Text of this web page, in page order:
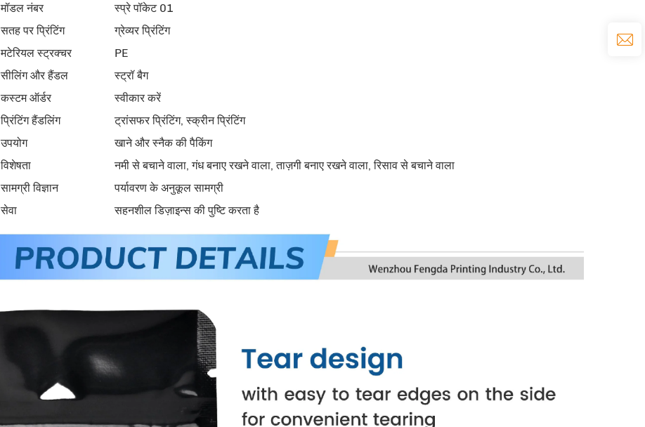
मॉडल नंबर
स्प्रे पॉकेट 01
सतह पर प्रिंटिंग
ग्रेव्यर प्रिंटिंग
मटेरियल स्ट्रक्चर
PE
सीलिंग और हैंडल
स्ट्रॉ बैग
कस्टम ऑर्डर
स्वीकार करें
प्रिंटिंग हैंडलिंग
ट्रांसफर प्रिंटिंग, स्क्रीन प्रिंटिंग
उपयोग
खाने और स्नैक की पैकिंग
विशेषता
नमी से बचाने वाला, गंध बनाए रखने वाला, ताज़गी बनाए रखने वाला, रिसाव से बचाने वाला
सामग्री विज्ञान
पर्यावरण के अनुकूल सामग्री
सेवा
सहनशील डिज़ाइन्स की पुष्टि करता है